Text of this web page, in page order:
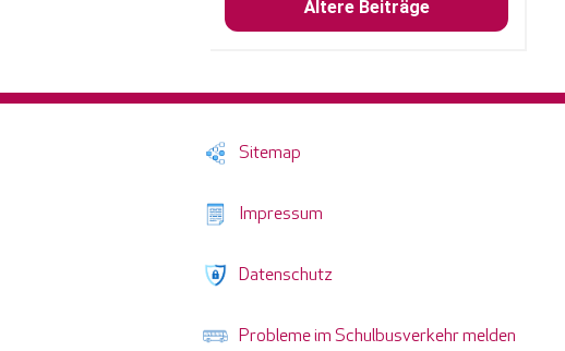
Ältere Beiträge
Sitemap
Impressum
Datenschutz
Probleme im Schulbusverkehr melden